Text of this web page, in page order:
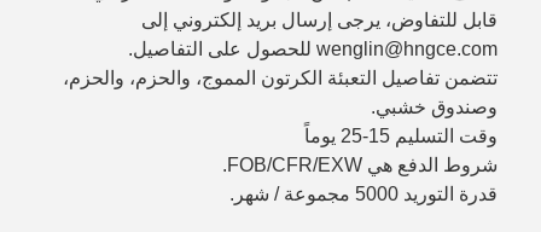
قابل للتفاوض، يرجى إرسال بريد إلكتروني إلى
wenglin@hngce.com للحصول على التفاصيل.
تتضمن تفاصيل التعبئة الكرتون المموج، والحزم، والحزم،
وصندوق خشبي.
وقت التسليم 15-25 يوماً
شروط الدفع هي FOB/CFR/EXW.
قدرة التوريد 5000 مجموعة / شهر.